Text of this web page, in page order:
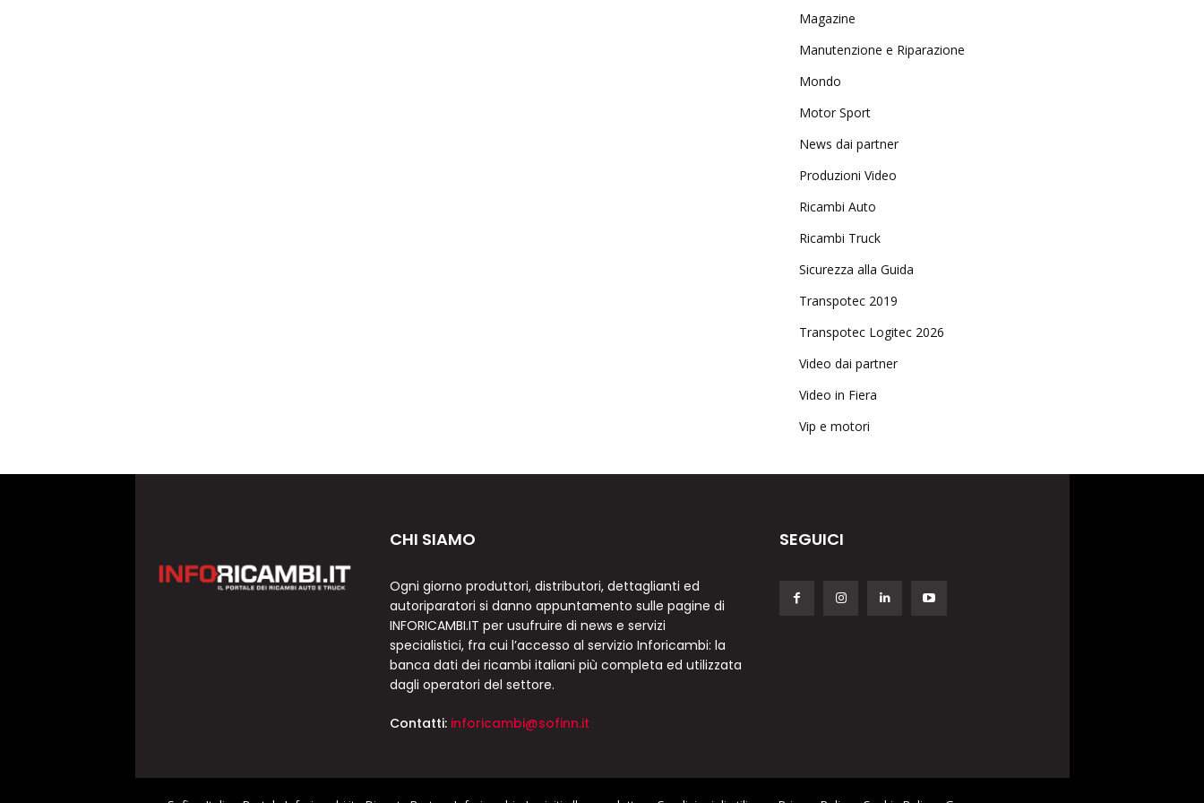
Magazine
Manutenzione e Riparazione
Mondo
Motor Sport
News dai partner
Produzioni Video
Ricambi Auto
Ricambi Truck
Sicurezza alla Guida
Transpotec 2019
Transpotec Logitec 2026
Video dai partner
Video in Fiera
Vip e motori
CHI SIAMO
Ogni giorno produttori, distributori, dettaglianti ed
autoriparatori si danno appuntamento sulle pagine di
INFORICAMBI.IT per usufruire di news e servizi
specialistici, fra cui l’accesso al servizio Inforicambi: la
banca dati dei ricambi italiani più completa ed utilizzata
dagli operatori del settore.
Contatti: inforicambi@sofinn.it
SEGUICI